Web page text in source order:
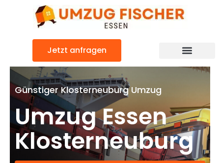
Jetzt anfragen
Günstiger Klosterneuburg Umzug
Umzug Essen
Klosterneuburg